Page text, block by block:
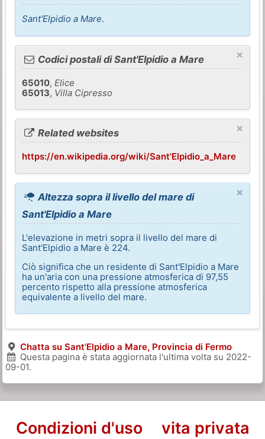
Sant'Elpidio a Mare.
×
Codici postali di Sant'Elpidio a Mare
65010, Elice
65013, Villa Cipresso
×
Related websites
https://en.wikipedia.org/wiki/Sant'Elpidio_a_Mare
×
Altezza sopra il livello del mare di
Sant'Elpidio a Mare
L'elevazione in metri sopra il livello del mare di
Sant'Elpidio a Mare è 224.
Ciò significa che un residente di Sant'Elpidio a Mare
ha un'aria con una pressione atmosferica di 97,55
percento rispetto alla pressione atmosferica
equivalente a livello del mare.
Chatta su Sant'Elpidio a Mare, Provincia di Fermo
Questa pagina è stata aggiornata l'ultima volta su 2022-
09-01.
Condizioni d'uso vita privata